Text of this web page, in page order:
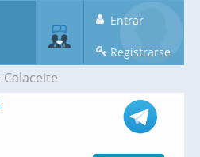
Entrar
Registrarse